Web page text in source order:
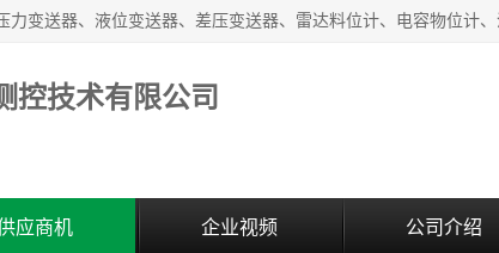
控技术有限公司
应商机 企业视频 公司介绍